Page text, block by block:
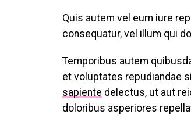
Quis autem vel eum iure
consequatur, vel illum qui
Temporibus autem
et voluptates repudiandae
sapiente delectus, ut aut
doloribus asperiores